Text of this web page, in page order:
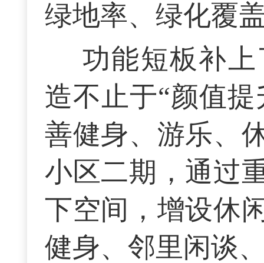
绿地率、绿化覆
功能短板补
造不止于“颜值
善健身、游乐、
小区二期，通过
下空间，增设休
健身、邻里闲谈